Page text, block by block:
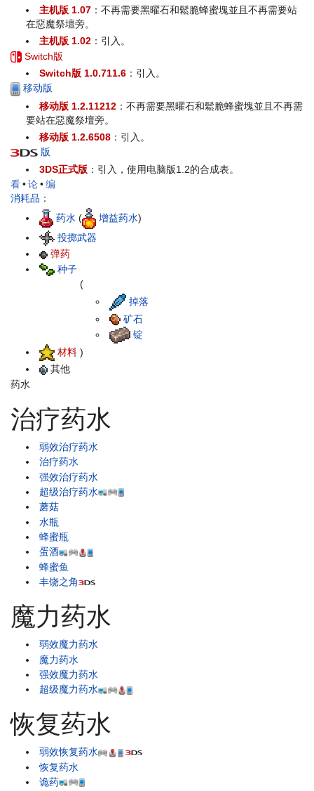
主机版 1.07 ：不再需要黑曜石和鬆脆蜂蜜塊並且不再需要站
在惡魔祭壇旁。
主机版 1.02 ：引入。
Switch版
Switch版 1.0.711.6 ：引入。
移动版
移动版 1.2.11212 ：不再需要黑曜石和鬆脆蜂蜜塊並且不再需
要站在惡魔祭壇旁。
移动版 1.2.6508 ：引入。
版
3DS正式版 ：引入，使用电脑版1.2的合成表。
看•论•编
消耗品 ：
药水 ( 增益药水)
投掷武器
弹药
种子
材料
(
掉落
矿石
锭
)
其他
药水
治疗药水
弱效治疗药水
治疗药水
强效治疗药水
超级治疗药水
蘑菇
水瓶
蜂蜜瓶
蛋酒
蜂蜜鱼
丰饶之角
魔力药水
弱效魔力药水
魔力药水
强效魔力药水
超级魔力药水
恢复药水
弱效恢复药水
恢复药水
诡药